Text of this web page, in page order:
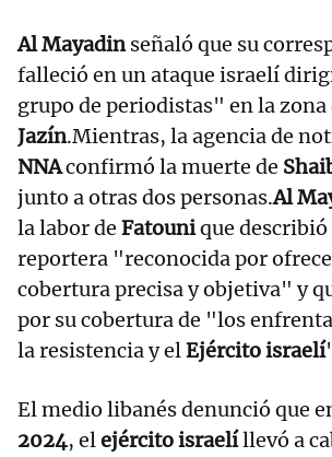
Al Mayadinseñaló que su
falleció en un ataque israelí
grupo de periodistas" en la zona
Jazín.Mientras, la agencia de
NNAconfirmó la muerte de
junto a otras dos personas.Al
la labor de Fatounique describió
reportera "reconocida por
cobertura precisa y objetiva" y
por su cobertura de "los
la resistencia y elEjército israelí
El medio libanés denunció que
2024, elejército israelíllevó a